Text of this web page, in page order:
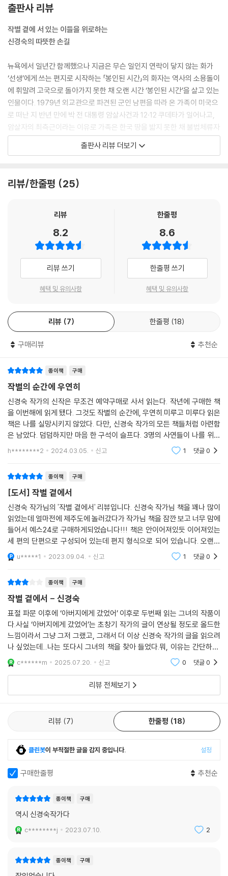
출판사 리뷰
작별 곁에 서 있는 이들을 위로하는
신경숙의 따뜻한 손길
뉴욕에서 일년간 함께했으나 지금은 무슨 일인지 연락이 닿지 않는 화가
‘선생’에게 쓰는 편지로 시작하는 「봉인된 시간」의 화자는 역사의 소용돌이
에 휘말려 고국으로 돌아가지 못한 채 오랜 시간 ‘봉인된 시간’을 살고 있는
인물이다. 1979년 외교관으로 파견된 군인 남편을 따라 온 가족이 미국으
로 떠난 지 반년 만에 박 전 대통령 암살사건과 12·12 쿠데타가 일어나고,
암살자의 최측근이라는 이유로 가족은 한국 땅을 밟지 못한 채 불법체류자
신분으로 낯선 미국 땅에서 생존하기 위해 고군분투한다. 고국에서 시집을
출간하기도 했던 화자는 모국어를 향한 그리움을 품은 채 시 쓰기를 놓지
깝게 교류한다. 그가 고국으로 돌아간 뒤에도 꾸준히 연락을 시도하지만
을 받지 못할 편지를 써내려가기 시작한다. 이 작품은 태풍이라는 자연현
에 휩쓸려 표류할 수밖에 없는 인간의 한계, 그럼에도 불구하고 생을 향해
투쟁하는 존재의 격렬한 생명력을 동시에 보여준다.
「배에 실린 것을 강은 알지 못한다」는 죽음을 앞두고 있는 오랜 친구에게
보내는 가슴 아픈 작별인사를 담은 작품이다. 20대 초반부터 우정을 나누
막을 앞두고 있다. ‘나’는 친구의 작별인사가 담긴 이메일을 받고 친구를 마
지막으로 보기 위해 유럽으로 향하지만 친구는 한사코 ‘나’를 만나주지 않
는다. 친구와 함께했던 소중한 시간들을 복기하며 ‘나’는 친구가 사는 독일
의 지척에서 매일매일 전화를 건다. “나에겐 너의 손이 거기에 있었고 너에
의 시간은 다가온다. 이 작품의 제목인 ‘배에 실린 것을 강은 알지 못한
다’는 인도 출신 설치미술가의 작품 제목이기도 하다. “퇴락한 기다란 목선
인생의 의미를 되새기게 한다. “우리는 강 위에 떠 있는 수많은 배 중의 하
나에 불과”할 뿐, “강만이 아니라 너의 배에 무엇이 실렸는지 나는 모른
다”는 사실을 말이다. 하지만 낡은 배를 타고 인생이라는 차디찬 강을 건너
는 중에도 맞잡을 수 있는 서로의 손이 있다면 우리는 앞으로 나아갈 수 있
다는 찬란한 진실을 펼쳐 보이며 ‘나’는 사랑하는 이와 비로소 온전하게 작
표제작 「작별 곁에서」는 인생이 한순간에 무너져내리는 뼈아픈 작별을 겪
은 ‘나’가 「봉인된 시간」의 화자에게 8년 만에 보내는 답신으로 쓰인 작품
이다. 소중한 이들을 떠나보내고 오랜 시간 은둔했던 ‘나’는 작업실로 사용
했던 제주의 숙소를 8년 만에 다시 찾는다. 그사이 전세계는 코로나19라는
유례없는 팬데믹 상황을 맞았다. 인간생활의 친밀감을 두려움으로 바꿔놓
은 바이러스는 모두를 위축시키지만 ‘나’는 깊은 무기력 속에서도 집주인
안내로 4·3의 아픈 흔적을 마주한 ‘나’는 “내 숨이 내 것인 것만이 아니”며
기를 통해 다시 삶 쪽으로 발을 내디딜 힘을 얻는다. 우리는 그렇게 모두 연
결되어 있다는 진실은 매 순간 헤어지며 살아갈 수밖에 없는 이들을 위로
한다. “부서진 그 자리에서 다시 살아봐야 하는 것이 숨을 받은 자들의
몫”(작가의 말)이라는 작가의 메시지는 이렇듯 애틋한 발신음이 되어 절
망의 끝에서도 우리를 구원할 한줄기 빛을 선사한다.
부서진 자리에서 마주한
생명을 품고 살아가는 한 우리는 마음을 주었던 것들과 종내에는 이별할
수밖에 없다. 살아가는 데 있어 깊은 의미가 되어주었던 모국어와의 작별,
때 생의 전부이기도 했던 그 모든 존재와의 작별을 통해 작가는 역설적으
은 사유와 빛나는 통찰은 우리에게 아직 사랑할 시간이 남아 있다는 사실
하게 작별할 수 있기를”(작가의 말), 환한 삶 쪽으로 한발짝 더 나아갈 수
있기를 바라는 이 세통의 긴 편지글은 인생 속에서 한때 부서져본 사람이
란한 숨결이 되어 지금 작별 곁에 서 있는 당신의 어깨를 가만히 보듬어줄
작가의 말
출판사 리뷰 더보기
리뷰/한줄평 25
리뷰
8.2
리뷰 쓰기
혜택 및 유의사항
한줄평
8.6
한줄평 쓰기
혜택 및 유의사항
리뷰 7 한줄평 18
구매리뷰 추천순
종이책 구매
작별의 순간에 우연히
신경숙 작가의 신작은 무조건 예약구매로 사서 읽는다. 작년에 구매한 책
을 이번해에 읽게 됐다. 그것도 작별의 순간에, 우연히.미루고 미루다 읽은
책은 나를 실망시키지 않았다. 다만, 신경숙 작가의 모든 책들처럼 아련함
은 남았다. 덤덤하지만 마음 한 구석이 슬프다. 3명의 사연들이 나를 위로
h********2 2024.03.05. 신고 1 댓글0
종이책 구매
[도서] 작별 곁에서
신경숙 작가님의 '작별 곁에서' 리뷰입니다. 신경숙 작가님 책을 꽤나 많이
읽었는데 얼마전에 제주도에 놀러갔다가 작가님 책을 잠깐 보고 너무 맘에
들어서 예스24로 구매하게되었습니다!!! 책은 안이어져있듯 이어져있는
세 편의 단편으로 구성되어 있는데 편지 형식으로 되어 있습니다. 오랜만
에 보는 독특한 전개라서 굉장히 재밌게 보았고 나라면 어떻게 했을까를
많이 생각해볼 수
u*****1 2023.09.04. 신고 1 댓글0
종이책 구매
작별 곁에서 - 신경숙
표절 파문 이후에 ‘아버지에게 갔었어’ 이후로 두번째 읽는 그녀의 작품이
다.사실 ‘아버지에게 갔었어’는 초창기 작가의 글이 연상될 정도로 올드한
느낌이라서 그냥 그저 그랬고, 그래서 더 이상 신경숙 작가의 글을 읽으려
나 싶었는데...나는 또다시 그녀의 책을 찾아 들었다.뭐, 이유는 간단하다.
어쨌거나...적당한 글쓰기는 하는 작가이니, 좋을 죽을 정도는 아니더라도
어느 정
c******m 2025.07.20. 신고 0 댓글0
리뷰 전체보기
리뷰 7 한줄평 18
클린봇이 부적절한 글을 감지 중입니다. 설정
구매한줄평 추천순
종이책 구매
역시 신경숙작가다
c********j 2023.07.10. 2
종이책 구매